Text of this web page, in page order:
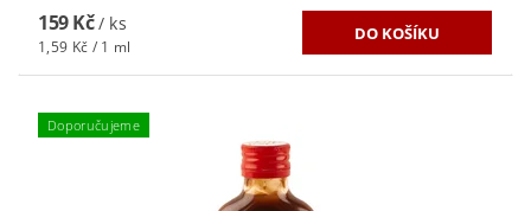
159 Kč/ ks
1,59 Kč / 1 ml
Doporučujeme